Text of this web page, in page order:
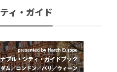
ィ・ガイド